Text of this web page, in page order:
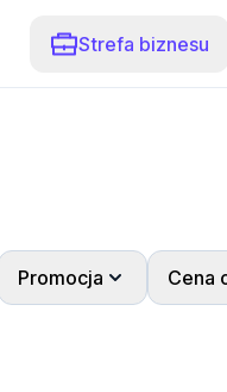
Strefa biznesu
Promocja Cena